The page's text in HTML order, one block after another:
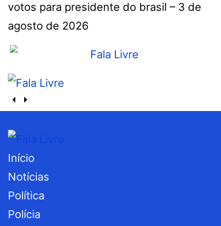
votos para presidente do brasil – 3 de
agosto de 2026
Início
Notícias
Política
Polícia